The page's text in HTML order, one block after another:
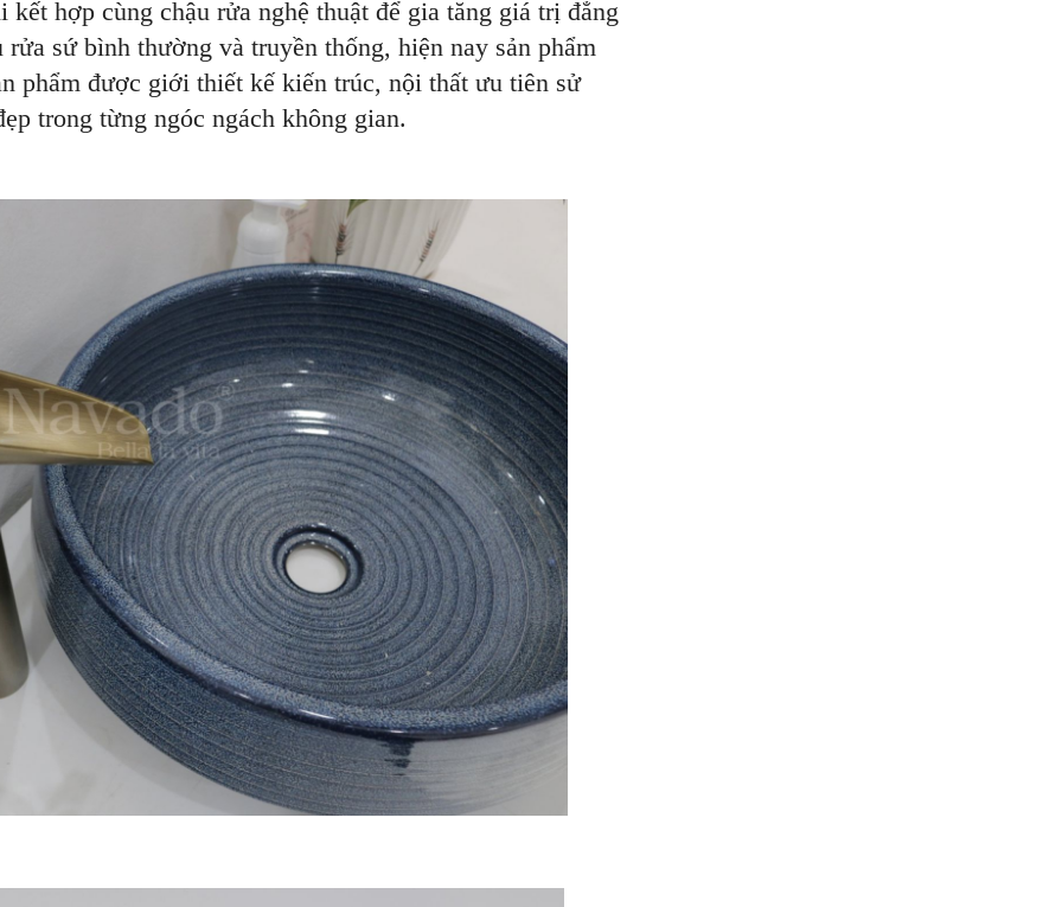
hợp cùng chậu rửa nghệ thuật để gia tăng giá trị đẳng
sứ bình thường và truyền thống, hiện nay sản phẩm
phẩm được giới thiết kế kiến trúc, nội thất ưu tiên sử
trong từng ngóc ngách không gian.